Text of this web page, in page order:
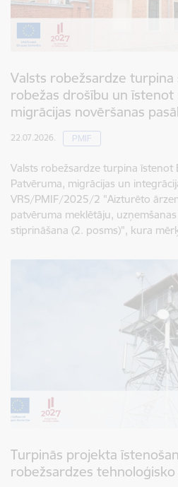
Valsts robežsardze turpina
robežas drošību un īstenot
migrācijas novēršanas
22.07.2026. PMIF
Valsts robežsardze turpina īstenot
Patvēruma, migrācijas un
VRS/PMIF/2025/2 "Aizturēto
patvēruma meklētāju,
stiprināšana (2. posms)", kura
Turpinās projekta
robežsardzes